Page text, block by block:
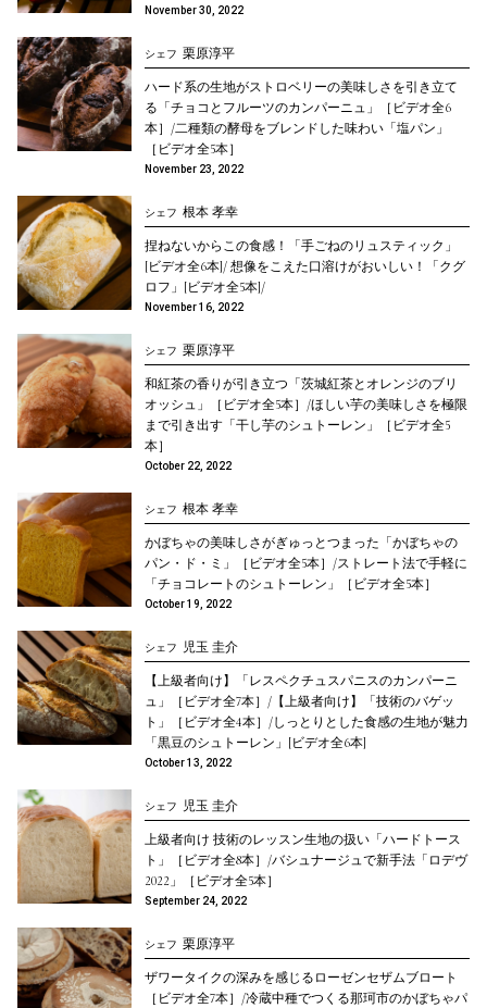
November 30, 2022
シェフ 栗原淳平
ハード系の生地がストロベリーの美味しさを引き立て
る「チョコとフルーツのカンパーニュ」［ビデオ全6
本］/二種類の酵母をブレンドした味わい「塩パン」
［ビデオ全5本］
November 23, 2022
シェフ 根本 孝幸
捏ねないからこの食感！「手ごねのリュスティック」
[ビデオ全6本]/ 想像をこえた口溶けがおいしい！「クグ
ロフ」[ビデオ全5本]/
November 16, 2022
シェフ 栗原淳平
和紅茶の香りが引き立つ「茨城紅茶とオレンジのブリ
オッシュ」［ビデオ全5本］/ほしい芋の美味しさを極限
まで引き出す「干し芋のシュトーレン」［ビデオ全5
本］
October 22, 2022
シェフ 根本 孝幸
かぼちゃの美味しさがぎゅっとつまった「かぼちゃの
パン・ド・ミ」［ビデオ全5本］/ストレート法で手軽に
「チョコレートのシュトーレン」［ビデオ全5本］
October 19, 2022
シェフ 児玉 圭介
【上級者向け】「レスペクチュスパニスのカンパーニ
ュ」［ビデオ全7本］/【上級者向け】「技術のバゲッ
ト」［ビデオ全4本］/しっとりとした食感の生地が魅力
「黒豆のシュトーレン」[ビデオ全6本]
October 13, 2022
シェフ 児玉 圭介
上級者向け 技術のレッスン生地の扱い「ハードトース
ト」［ビデオ全8本］/バシュナージュで新手法「ロデヴ
2022」［ビデオ全5本］
September 24, 2022
シェフ 栗原淳平
ザワータイクの深みを感じるローゼンセザムブロート
［ビデオ全7本］/冷蔵中種でつくる那珂市のかぼちゃパ